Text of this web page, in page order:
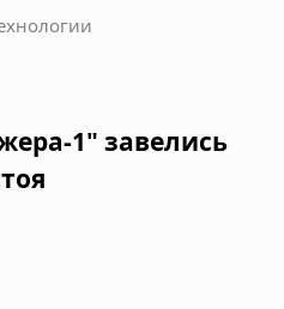
1" завелись